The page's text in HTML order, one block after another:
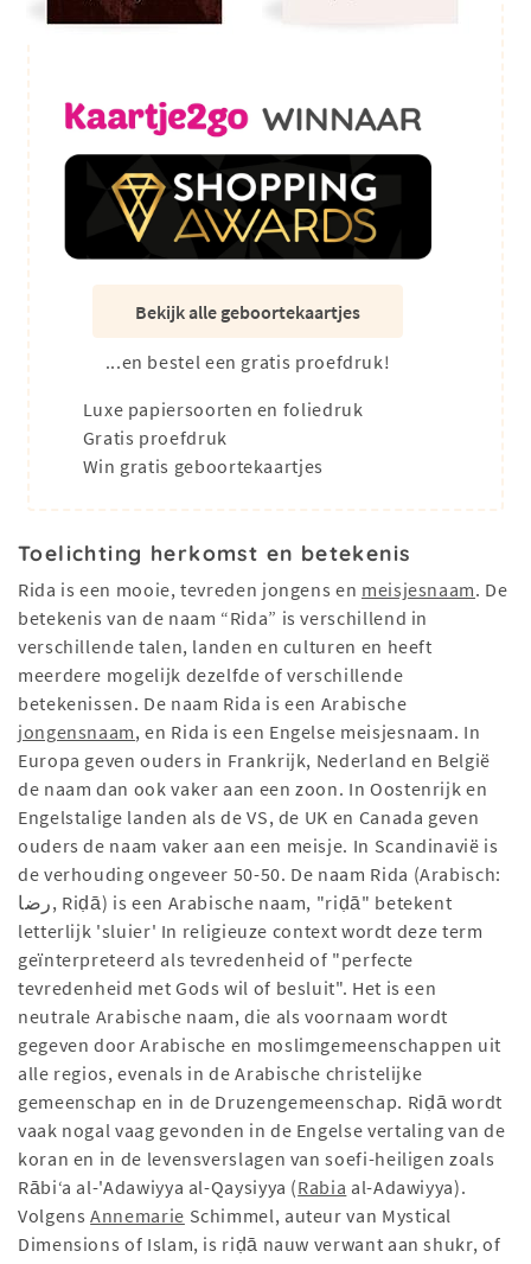
Bekijk alle geboortekaartjes
...en bestel een gratis proefdruk!
Luxe papiersoorten en foliedruk
Gratis proefdruk
Win gratis geboortekaartjes
Toelichting herkomst en betekenis
Rida is een mooie, tevreden jongens en meisjesnaam. De
betekenis van de naam “Rida” is verschillend in
verschillende talen, landen en culturen en heeft
meerdere mogelijk dezelfde of verschillende
betekenissen. De naam Rida is een Arabische
jongensnaam, en Rida is een Engelse meisjesnaam. In
Europa geven ouders in Frankrijk, Nederland en België
de naam dan ook vaker aan een zoon. In Oostenrijk en
Engelstalige landen als de VS, de UK en Canada geven
ouders de naam vaker aan een meisje. In Scandinavië is
de verhouding ongeveer 50-50. De naam Rida (Arabisch:
رضا, Riḍā) is een Arabische naam, "riḍā" betekent
letterlijk 'sluier' In religieuze context wordt deze term
geïnterpreteerd als tevredenheid of "perfecte
tevredenheid met Gods wil of besluit". Het is een
neutrale Arabische naam, die als voornaam wordt
gegeven door Arabische en moslimgemeenschappen uit
alle regios, evenals in de Arabische christelijke
gemeenschap en in de Druzengemeenschap. Riḍā wordt
vaak nogal vaag gevonden in de Engelse vertaling van de
koran en in de levensverslagen van soefi-heiligen zoals
Rābiʻa al-'Adawiyya al-Qaysiyya (Rabia al-Adawiyya).
VolgensAnnemarie Schimmel, auteur van Mystical
Dimensions of Islam, is riḍā nauw verwant aan shukr, of